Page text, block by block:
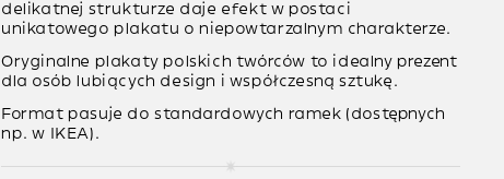
delikatnej strukturze daje efekt w postaci
unikatowego plakatu o niepowtarzalnym charakterze.
Oryginalne plakaty polskich twórców to idealny prezent
dla osób lubiących design i współczesną sztukę.
Format pasuje do standardowych ramek (dostępnych
np. w IKEA).